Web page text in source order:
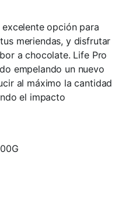
opción para
meriendas, y disfrutar
a chocolate. Life Pro
empelando un nuevo
al máximo la cantidad
el impacto